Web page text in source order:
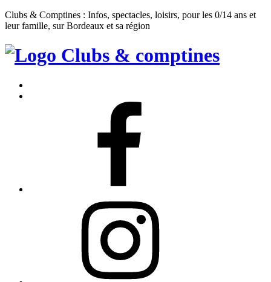
Clubs & Comptines : Infos, spectacles, loisirs, pour les 0/14 ans et
leur famille, sur Bordeaux et sa région
Clubs
Comptines